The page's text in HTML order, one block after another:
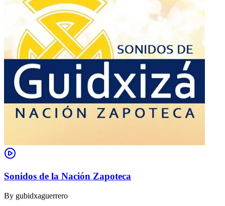
Sonidos de la Nación Zapoteca
By gubidxaguerrero